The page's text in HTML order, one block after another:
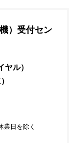
）受付セン
ル）
業日を除く